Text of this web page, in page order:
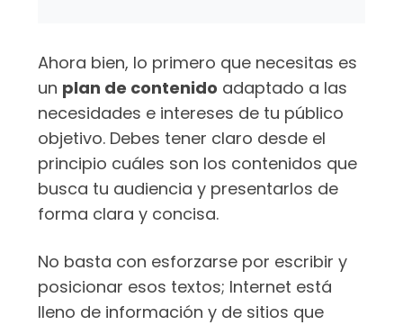
Ahora bien, lo primero que necesitas es
un plan de contenido adaptado a las
necesidades e intereses de tu público
objetivo. Debes tener claro desde el
principio cuáles son los contenidos que
busca tu audiencia y presentarlos de
forma clara y concisa.
No basta con esforzarse por escribir y
posicionar esos textos; Internet está
lleno de información y de sitios que